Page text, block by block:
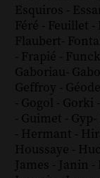
Esquiros -
Féré - Feuillet -
Flaubert-
- Frapié -
Gaboriau-
Geffroy -
- Gogol - Gorki -
- Guimet - Gyp-
- Hermant -
Houssaye - Huc
James - Janin -